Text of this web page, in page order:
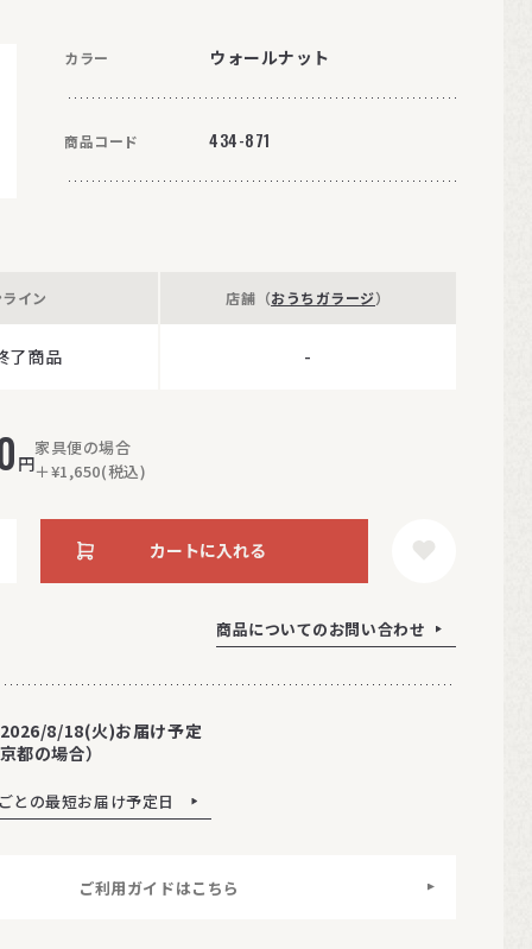
カラー ウォールナット
商品コード 434-871
イン
了商品
店舗（おうちガラージ）
-
円
家具便の場合
＋¥1,650(税込)
カートに入れる
商品についてのお問い合わせ
8/18(火)お届け予定
都の場合）
との最短お届け予定日
ご利用ガイドはこちら